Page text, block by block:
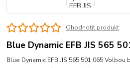
Ohodnotit produkt
Blue Dynamic EFB JIS 565
Blue Dynamic EFB JIS 565 501 065